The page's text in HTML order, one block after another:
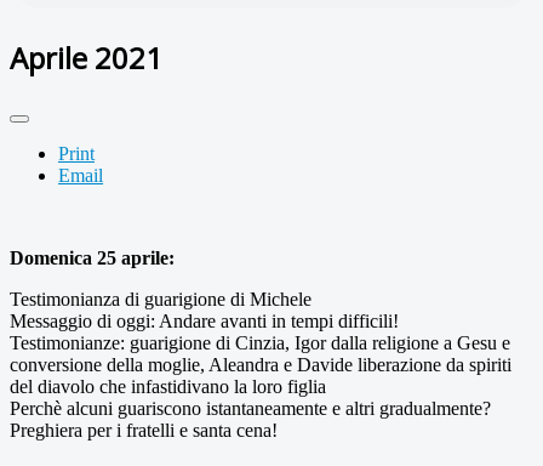
Aprile 2021
Print
Email
Domenica 25 aprile:
Testimonianza di guarigione di Michele
Messaggio di oggi: Andare avanti in tempi difficili!
Testimonianze: guarigione di Cinzia, Igor dalla religione a Gesu e
conversione della moglie, Aleandra e Davide liberazione da spiriti
del diavolo che infastidivano la loro figlia
Perchè alcuni guariscono istantaneamente e altri gradualmente?
Preghiera per i fratelli e santa cena!